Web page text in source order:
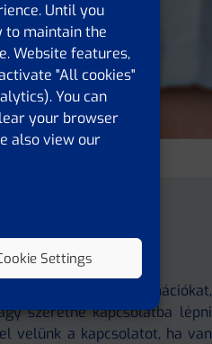
Until you
to maintain the
Website features,
"All cookies"
You can
your browser
also view our
Settings
tudományos információkat,
szeretne kapcsolatba lépni
velünk a kapcsolatot, ha van